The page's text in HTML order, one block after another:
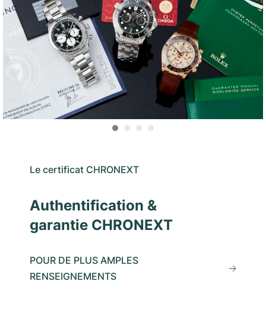
Le certificat CHRONEXT
Authentification &
garantie CHRONEXT
POUR DE PLUS AMPLES
RENSEIGNEMENTS